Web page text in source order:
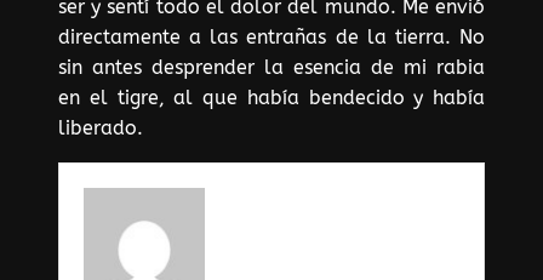
ser y sentí todo el dolor del mundo. Me envió
directamente a las entrañas de la tierra. No
sin antes desprender la esencia de mi rabia
en el tigre, al que había bendecido y había
liberado.